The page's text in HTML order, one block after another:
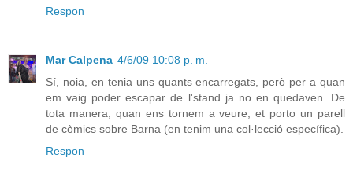
Respon
Mar Calpena 4/6/09 10:08 p. m.
Sí, noia, en tenia uns quants encarregats, però per a quan
em vaig poder escapar de l'stand ja no en quedaven. De
tota manera, quan ens tornem a veure, et porto un parell
de còmics sobre Barna (en tenim una col·lecció específica).
Respon